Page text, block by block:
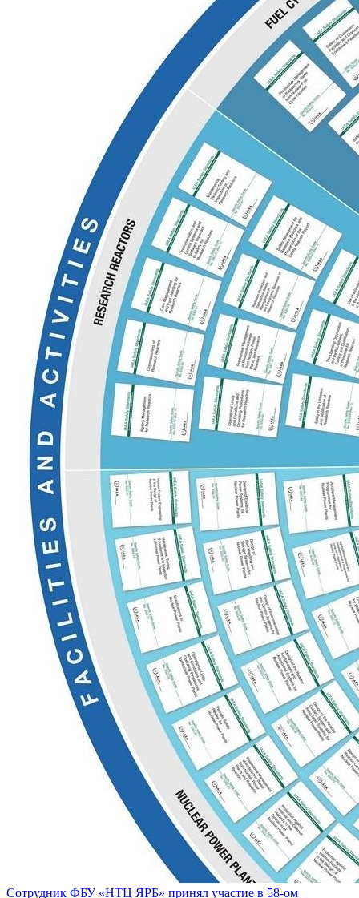
Сотрудник ФБУ «НТЦ ЯРБ» принял участие в 58-ом